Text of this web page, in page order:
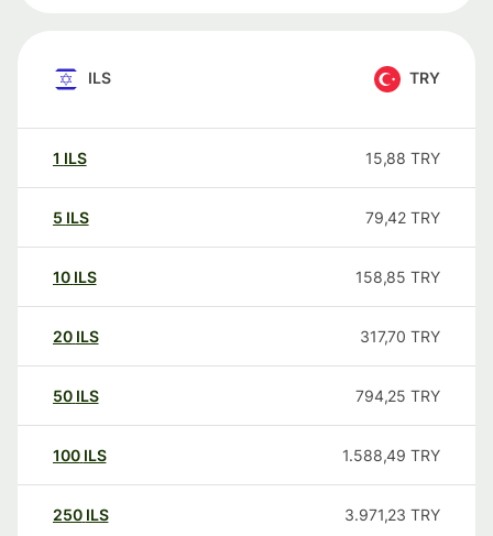
ILS TRY
1 ILS 15,88 TRY
5 ILS 79,42 TRY
10 ILS 158,85 TRY
20 ILS 317,70 TRY
50 ILS 794,25 TRY
100 ILS 1.588,49 TRY
250 ILS 3.971,23 TRY